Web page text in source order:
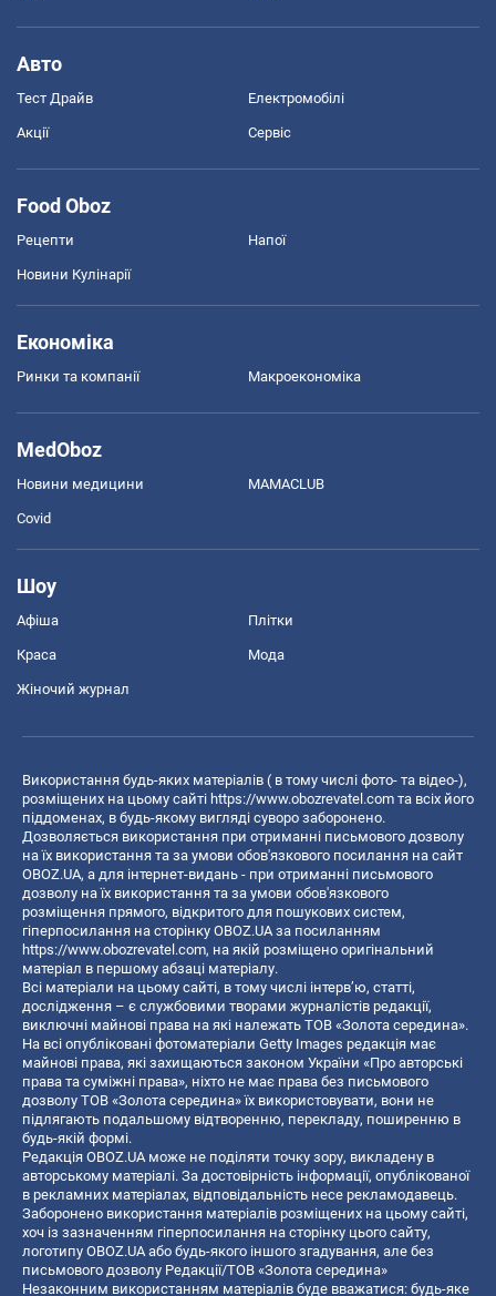
Авто
Тест Драйв Електромобілі
Акції Сервіс
Food Oboz
Рецепти Напої
Новини Кулінарії
Економіка
Ринки та компанії Макроекономіка
MedOboz
Новини медицини MAMACLUB
Covid
Шоу
Афіша Плітки
Краса Мода
Жіночий журнал
Використання будь-яких матеріалів ( в тому числі фото- та відео-),
розміщених на цьому сайті https://www.obozrevatel.com та всіх його
піддоменах, в будь-якому вигляді суворо заборонено.
Дозволяється використання при отриманні письмового дозволу
на їх використання та за умови обов'язкового посилання на сайт
OBOZ.UA, а для інтернет-видань - при отриманні письмового
дозволу на їх використання та за умови обов'язкового
розміщення прямого, відкритого для пошукових систем,
гіперпосилання на сторінку OBOZ.UA за посиланням
https://www.obozrevatel.com, на якій розміщено оригінальний
матеріал в першому абзаці матеріалу.
Всі матеріали на цьому сайті, в тому числі інтерв’ю, статті,
дослідження – є службовими творами журналістів редакції,
виключні майнові права на які належать ТОВ «Золота середина».
На всі опубліковані фотоматеріали Getty Images редакція має
майнові права, які захищаються законом України «Про авторські
права та суміжні права», ніхто не має права без письмового
дозволу ТОВ «Золота середина» їх використовувати, вони не
підлягають подальшому відтворенню, перекладу, поширенню в
будь-якій формі.
Редакція OBOZ.UA може не поділяти точку зору, викладену в
авторському матеріалі. За достовірність інформації, опублікованої
в рекламних матеріалах, відповідальність несе рекламодавець.
Заборонено використання матеріалів розміщених на цьому сайті,
хоч із зазначенням гіперпосилання на сторінку цього сайту,
логотипу OBOZ.UA або будь-якого іншого згадування, але без
письмового дозволу Редакції/ТОВ «Золота середина»
Незаконним використанням матеріалів буде вважатися: будь-яке